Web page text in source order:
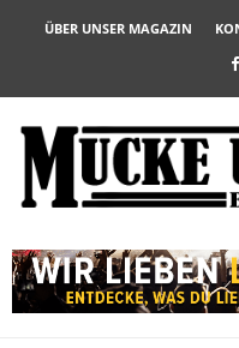
ÜBER UNSER MAGAZIN